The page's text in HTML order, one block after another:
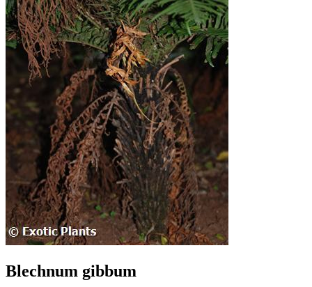
Blechnum gibbum